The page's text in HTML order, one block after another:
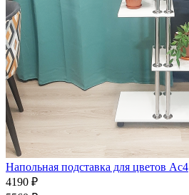
Напольная подставка для цветов Ас4
4190 ₽